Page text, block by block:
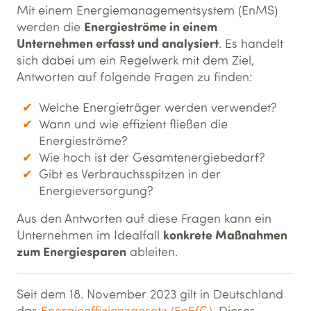
Mit einem Energiemanagementsystem (EnMS)
werden die Energieströme in einem
Unternehmen erfasst und analysiert. Es handelt
sich dabei um ein Regelwerk mit dem Ziel,
Antworten auf folgende Fragen zu finden:
Welche Energieträger werden verwendet?
Wann und wie effizient fließen die
Energieströme?
Wie hoch ist der Gesamtenergiebedarf?
Gibt es Verbrauchsspitzen in der
Energieversorgung?
Aus den Antworten auf diese Fragen kann ein
Unternehmen im Idealfall konkrete Maßnahmen
zum Energiesparen ableiten.
Seit dem 18. November 2023 gilt in Deutschland